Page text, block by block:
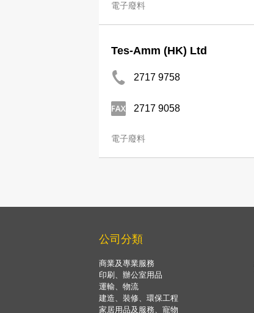
電子廢料
Tes-Amm (HK) Ltd
2717 9758
2717 9058
電子廢料
公司分類
商業及專業服務
印刷、辦公室用品
運輸、物流
建造、裝修、環保工程
家居用品及服務、寵物